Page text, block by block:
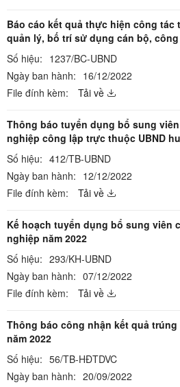
Báo cáo kết quả thực hiện công
quản lý, bố trí sử dụng cán bộ,
Số hiệu: 1237/BC-UBND
Ngày ban hành: 16/12/2022
File đính kèm:
Tải về
Thông báo tuyển dụng bổ sung
nghiệp công lập trực thuộc UBND
Số hiệu: 412/TB-UBND
Ngày ban hành: 12/12/2022
File đính kèm:
Tải về
Kế hoạch tuyển dụng bổ sung viên
nghiệp năm 2022
Số hiệu: 293/KH-UBND
Ngày ban hành: 07/12/2022
File đính kèm:
Tải về
Thông báo công nhận kết quả
năm 2022
Số hiệu: 56/TB-HĐTDVC
Ngày ban hành: 20/09/2022